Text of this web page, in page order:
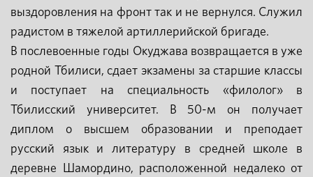
выздоровления на фронт так и не вернулся. Служил
радистом в тяжелой артиллерийской бригаде.
В послевоенные годы Окуджава возвращается в уже
родной Тбилиси, сдает экзамены за старшие классы
и поступает на специальность «филолог» в
Тбилисский университет. В 50-м он получает
диплом о высшем образовании и преподает
русский язык и литературу в средней школе в
деревне Шамордино, расположенной недалеко от